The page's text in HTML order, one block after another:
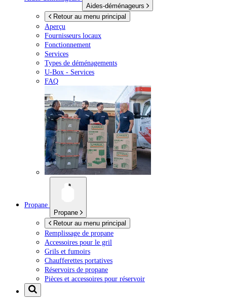
Aides-déménageurs
Retour au menu principal
Aperçu
Fournisseurs locaux
Fonctionnement
Services
Types de déménagements
U-Box - Services
FAQ
Propane
Propane
Retour au menu principal
Remplissage de propane
Accessoires pour le gril
Grils et fumoirs
Chaufferettes portatives
Réservoirs de propane
Pièces et accessoires pour réservoir